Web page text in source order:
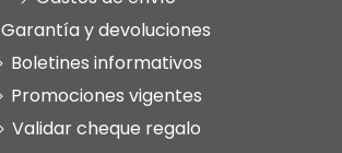
Garantía y devoluciones
Boletines informativos
Promociones vigentes
Validar cheque regalo